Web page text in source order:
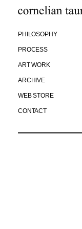
PHILOSOPHY
PROCESS
ART WORK
ARCHIVE
WEB STORE
CONTACT